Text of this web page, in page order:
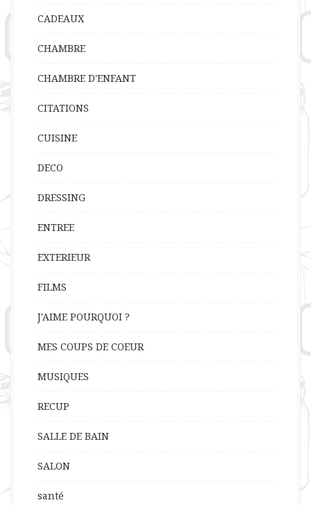
CADEAUX
CHAMBRE
CHAMBRE D'ENFANT
CITATIONS
CUISINE
DECO
DRESSING
ENTREE
EXTERIEUR
FILMS
J'AIME POURQUOI ?
MES COUPS DE COEUR
MUSIQUES
RECUP
SALLE DE BAIN
SALON
santé